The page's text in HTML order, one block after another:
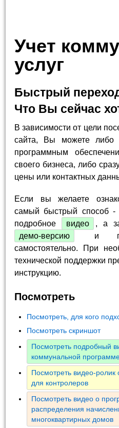
Учет
услуг
Быстрый
Что Вы сейчас
В зависимости от цели
сайта, Вы можете либо
программным
своего бизнеса, либо
цены или контактных
Если вы желаете
самый быстрый способ -
подробное
видео
, а
демо-версию
и
самостоятельно. При
технической поддержки
инструкцию.
Посмотреть
Посмотреть, для кого
Посмотреть скриншот
Посмотреть подробный
коммунальной
Посмотреть видео-
для контролеров
Посмотреть видео о
распределения
многоквартирных домов